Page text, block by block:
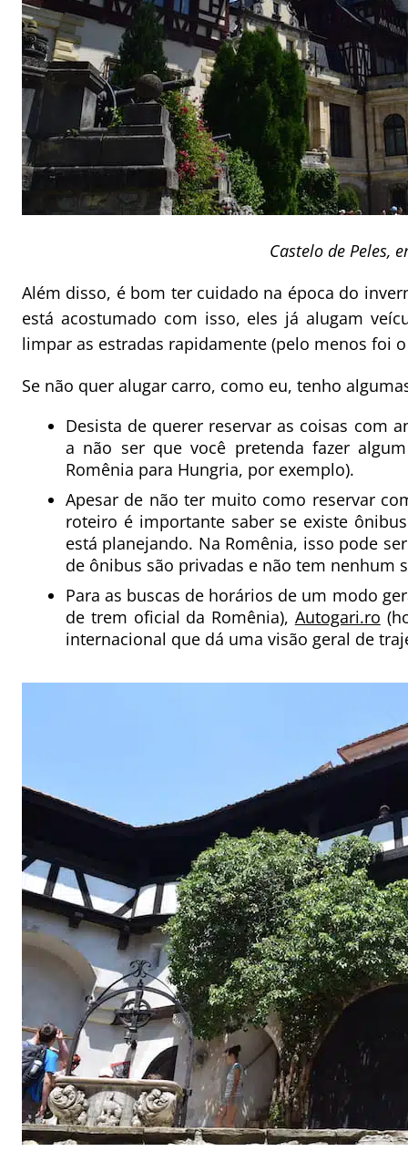
Castelo de Peles,
Além disso, é bom ter cuidado na época do
está acostumado com isso, eles já alugam
limpar as estradas rapidamente (pelo menos foi
Se não quer alugar carro, como eu, tenho
Desista de querer reservar as coisas com
a não ser que você pretenda fazer
Romênia para Hungria, por exemplo).
Apesar de não ter muito como reservar
roteiro é importante saber se existe
está planejando. Na Romênia, isso pode
de ônibus são privadas e não tem nenhum
Para as buscas de horários de um modo
de trem oficial da Romênia), Autogari.ro
internacional que dá uma visão geral de